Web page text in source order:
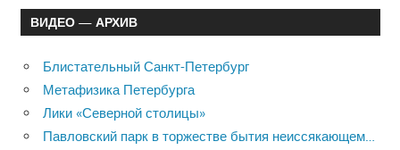
ВИДЕО — АРХИВ
Блистательный Санкт-Петербург
Метафизика Петербурга
Лики «Северной столицы»
Павловский парк в торжестве бытия неиссякающем…